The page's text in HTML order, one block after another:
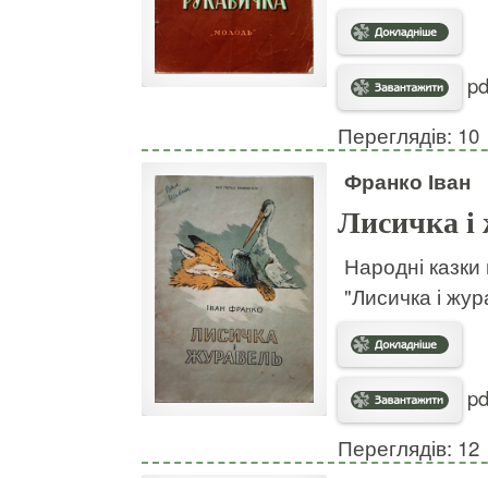
Переглядів: 10
Франко Іван
Лисичка і
Народні
"Лисичка і
Переглядів: 12